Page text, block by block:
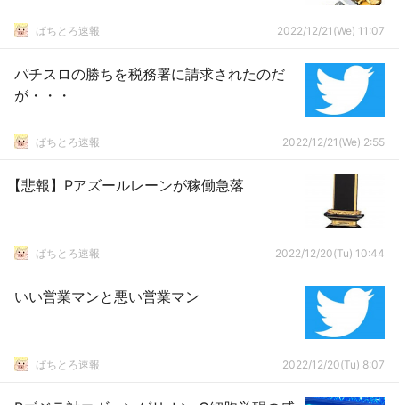
ぱちとろ速報 2022/12/21(We) 11:07
パチスロの勝ちを税務署に請求されたのだ
が・・・
ぱちとろ速報 2022/12/21(We) 2:55
【悲報】Pアズールレーンが稼働急落
ぱちとろ速報 2022/12/20(Tu) 10:44
いい営業マンと悪い営業マン
ぱちとろ速報 2022/12/20(Tu) 8:07